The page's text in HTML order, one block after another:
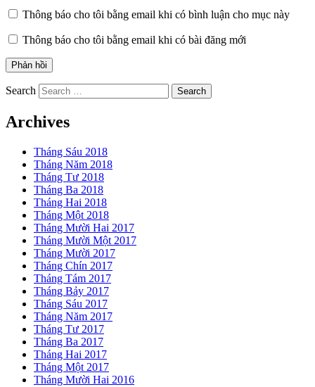
Thông báo cho tôi bằng email khi có bình luận cho mục này
Thông báo cho tôi bằng email khi có bài đăng mới
Search
Archives
Tháng Sáu 2018
Tháng Năm 2018
Tháng Tư 2018
Tháng Ba 2018
Tháng Hai 2018
Tháng Một 2018
Tháng Mười Hai 2017
Tháng Mười Một 2017
Tháng Mười 2017
Tháng Chín 2017
Tháng Tám 2017
Tháng Bảy 2017
Tháng Sáu 2017
Tháng Năm 2017
Tháng Tư 2017
Tháng Ba 2017
Tháng Hai 2017
Tháng Một 2017
Tháng Mười Hai 2016